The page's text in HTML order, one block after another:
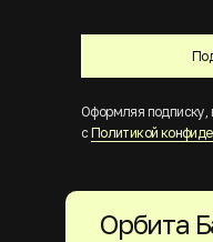
Оформляя подписку,
с Политикой
Орбита